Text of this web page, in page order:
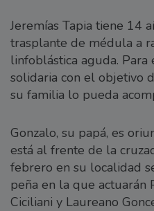
Jeremías Tapia tiene 14
trasplante de médula a
linfoblástica aguda. Para
solidaria con el objetivo
su familia lo pueda
Gonzalo, su papá, es
está al frente de la
febrero en su localidad
peña en la que actuarán
Ciciliani y Laureano